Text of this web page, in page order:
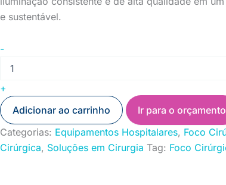
e sustentável.
-
+
Adicionar ao carrinho
Ir para o orçamento
Categorias: Equipamentos Hospitalares, Foco
Cirúrgica, Soluções em Cirurgia Tag: Foco